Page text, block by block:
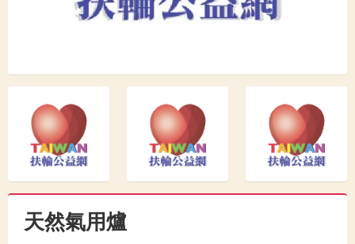
天然氣用爐